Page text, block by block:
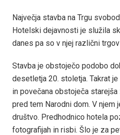
Največja stavba na Trgu
Hotelski dejavnosti je služila
danes pa so v njej različni
Stavba je obstoječo podobo
desetletja 20. stoletja. Takrat
in povečana obstoječa
pred tem Narodni dom. V njem
društvo. Predhodnico hotela
fotografijah in risbi. Šlo je za